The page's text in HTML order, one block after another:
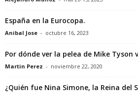
España en la Eurocopa.
Anibal Jose - octubre 16, 2023
Por dónde ver la pelea de Mike Tyson
Martin Perez - noviembre 22, 2020
¿Quién fue Nina Simone, la Reina del